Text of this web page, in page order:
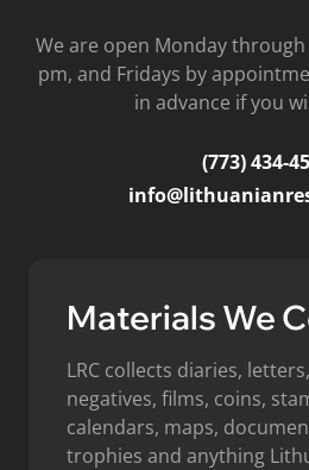
We are open Monday
pm, and Fridays by
in advance if you
(773) 434-
Materials We
LRC collects diaries,
negatives, films, coins,
calendars, maps,
trophies and anything